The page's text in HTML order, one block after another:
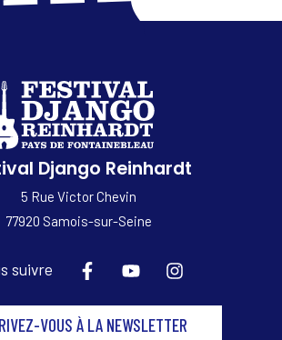
Django Reinhardt
5 Rue Victor Chevin
77920 Samois-sur-Seine
suivre
VOUS À LA NEWSLETTER